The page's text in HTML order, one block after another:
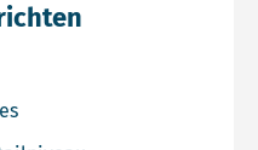
toetsingsadvies